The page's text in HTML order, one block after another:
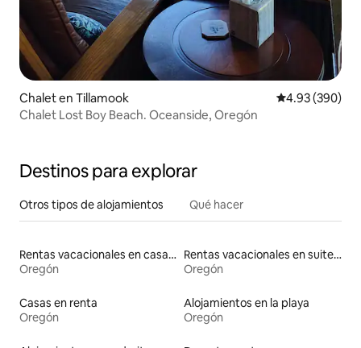
Chalet en Tillamook Calificación
4.93 (390)
Chalet Lost Boy Beach. Oceanside, Oregón
Destinos para explorar
Otros tipos de alojamientos Qué hacer
Rentas vacacionales en casas con inodoro de altura accesible
Oregón
Rentas vacacionales en suites privadas
Oregón
Casas en renta
Oregón
Alojamientos en la playa
Oregón